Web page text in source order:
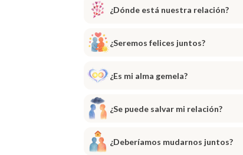
¿Dónde está nuestra relación?
¿Seremos felices juntos?
¿Es mi alma gemela?
¿Se puede salvar mi relación?
¿Deberíamos mudarnos juntos?